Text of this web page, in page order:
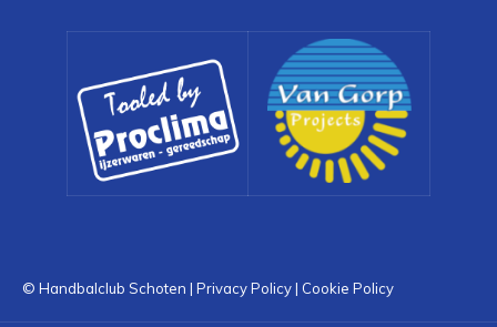
© Handbalclub Schoten | Privacy Policy| Cookie Policy